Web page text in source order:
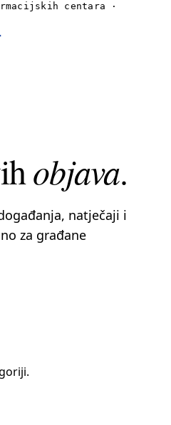
centara ·
objava.
natječaji i
za građane